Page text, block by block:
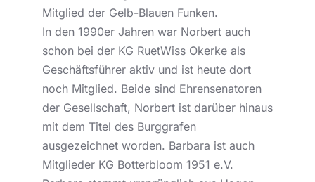
Mitglied der Gelb-Blauen Funken.
In den 1990er Jahren war Norbert auch
schon bei der KG RuetWiss Okerke als
Geschäftsführer aktiv und ist heute dort
noch Mitglied. Beide sind Ehrensenatoren
der Gesellschaft, Norbert ist darüber hinaus
mit dem Titel des Burggrafen
ausgezeichnet worden. Barbara ist auch
Mitglieder KG Botterbloom 1951 e.V.